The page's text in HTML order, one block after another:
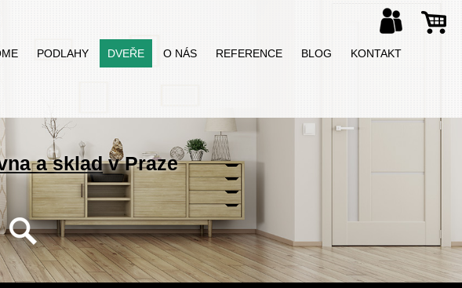
PODLAHY DVEŘE O NÁS REFERENCE BLOG KONTAKT
a skladv Praze